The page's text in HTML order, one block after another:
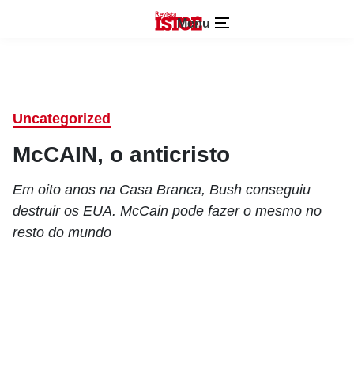
Menu
Uncategorized
McCAIN, o anticristo
Em oito anos na Casa Branca, Bush conseguiu
destruir os EUA. McCain pode fazer o mesmo no
resto do mundo